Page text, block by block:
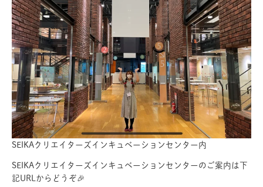
SEIKAクリエイターズインキュベーションセンター内
SEIKAクリエイターズインキュベーションセンターのご案内は下
記URLからどうぞ🎉